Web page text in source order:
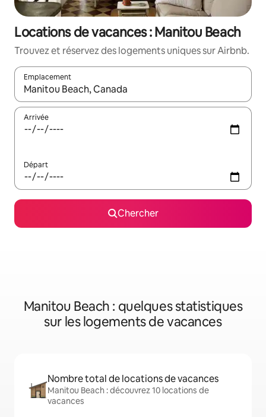
Locations de vacances : Manitou Beach
Trouvez et réservez des logements uniques sur Airbnb.
Emplacement
Quand les résultats sont affichés, parcourez-les en utilisant
Arrivée
Départ
Chercher
Manitou Beach : quelques statistiques
sur les logements de vacances
Nombre total de locations de vacances
Manitou Beach : découvrez 10 locations de
vacances